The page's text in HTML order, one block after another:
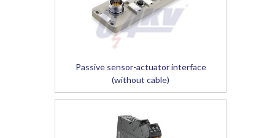
Passive sensor-actuator interface
(without cable)